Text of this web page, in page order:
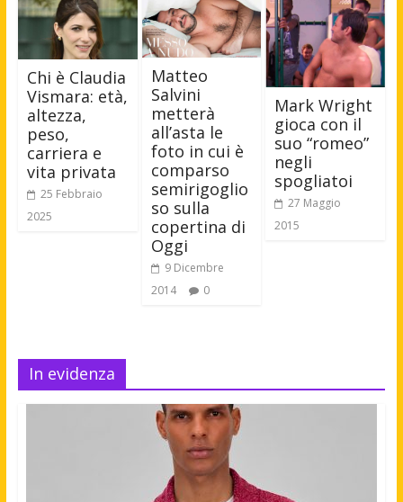
Chi è Claudia
Vismara: età,
altezza,
peso,
carriera e
vita privata
25 Febbraio
2025
Matteo
Salvini
metterà
all’asta le
foto in cui è
comparso
semirigoglio
so sulla
copertina di
Oggi
9 Dicembre
2014
0
Mark Wright
gioca con il
suo “romeo”
negli
spogliatoi
27 Maggio
2015
In evidenza